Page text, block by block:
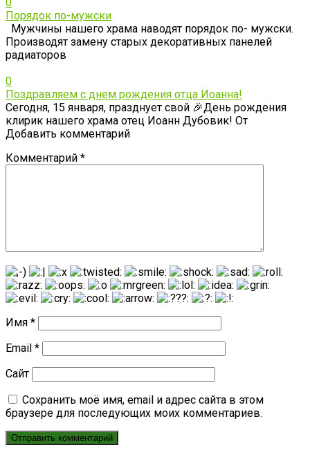
Порядок по-мужски
Мужчины нашего храма наводят порядок по- мужски.
Производят замену старых декоративных панелей
радиаторов
0
Поздравляем с днем рождения отца Иоанна!
Сегодня, 15 января, празднует свой 🎉День рождения
клирик нашего храма отец Иоанн Дубовик! От
Добавить комментарий
Комментарий *
Имя *
Email *
Сайт
Сохранить моё имя, email и адрес сайта в этом
браузере для последующих моих комментариев.